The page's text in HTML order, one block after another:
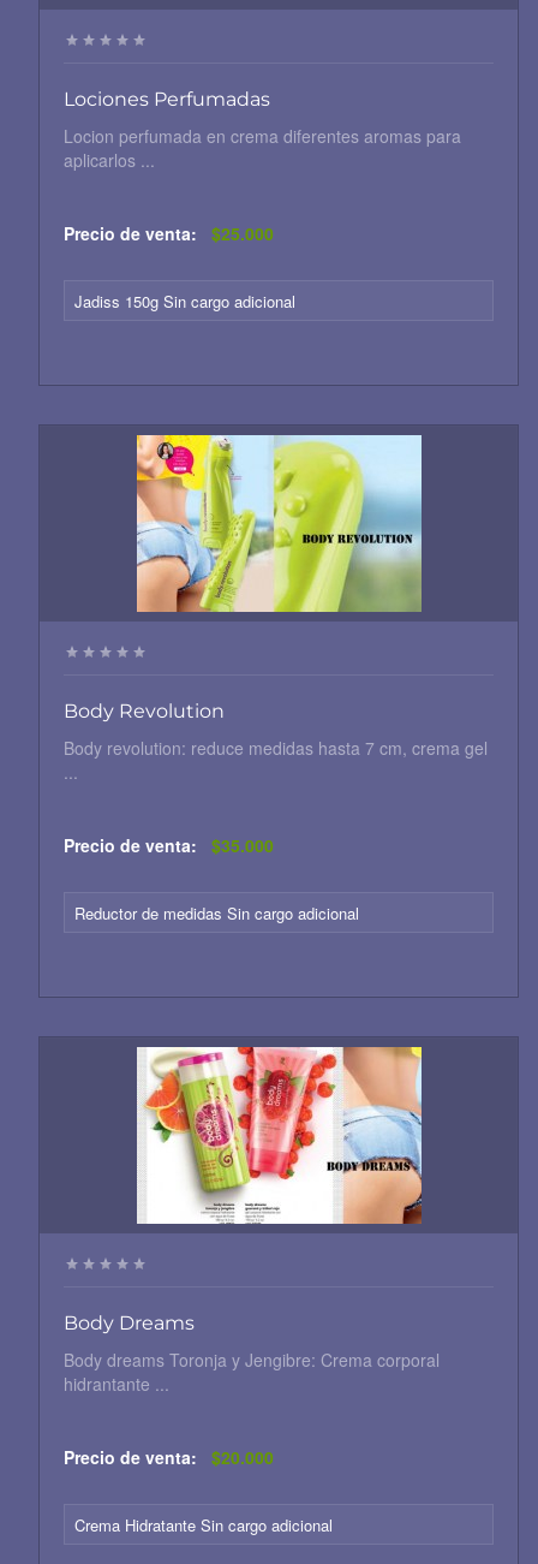
Lociones Perfumadas
Locion perfumada en crema diferentes aromas para
aplicarlos ...
Precio de venta: $25.000
Jadiss 150g Sin cargo adicional
Body Revolution
Body revolution: reduce medidas hasta 7 cm, crema gel
...
Precio de venta: $35.000
Reductor de medidas Sin cargo adicional
Body Dreams
Body dreams Toronja y Jengibre: Crema corporal
hidrantante ...
Precio de venta: $20.000
Crema Hidratante Sin cargo adicional